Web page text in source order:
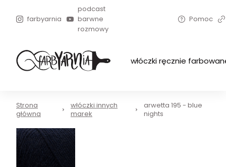
farbyarnia
podcast
barwne
rozmowy
Pomoc
włóczki ręcznie
Strona
główna
włóczki innych
marek
arwetta 195 - blue
nights